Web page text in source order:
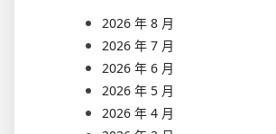
2026 年 8 月
2026 年 7 月
2026 年 6 月
2026 年 5 月
2026 年 4 月